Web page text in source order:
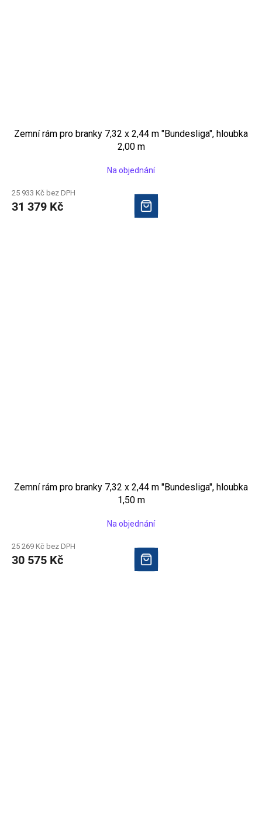
Zemní rám pro branky 7,32 x 2,44 m "Bundesliga", hloubka
2,00 m
Na objednání
25 933 Kč bez DPH
31 379 Kč
Zemní rám pro branky 7,32 x 2,44 m "Bundesliga", hloubka
1,50 m
Na objednání
25 269 Kč bez DPH
30 575 Kč